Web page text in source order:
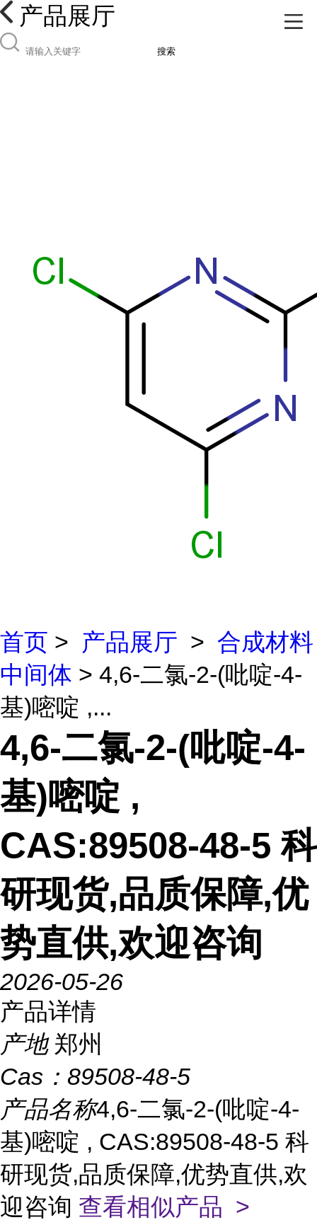
产品展厅
搜索
首页 > 产品展厅 > 合成材料
中间体 > 4,6-二氯-2-(吡啶-4-
基)嘧啶 ,...
4,6-二氯-2-(吡啶-4-
基)嘧啶 ,
CAS:89508-48-5 科
研现货,品质保障,优
势直供,欢迎咨询
2026-05-26
产品详情
产地 郑州
Cas： 89508-48-5
产品名称4,6-二氯-2-(吡啶-4-
基)嘧啶 , CAS:89508-48-5 科
研现货,品质保障,优势直供,欢
迎咨询 查看相似产品 >